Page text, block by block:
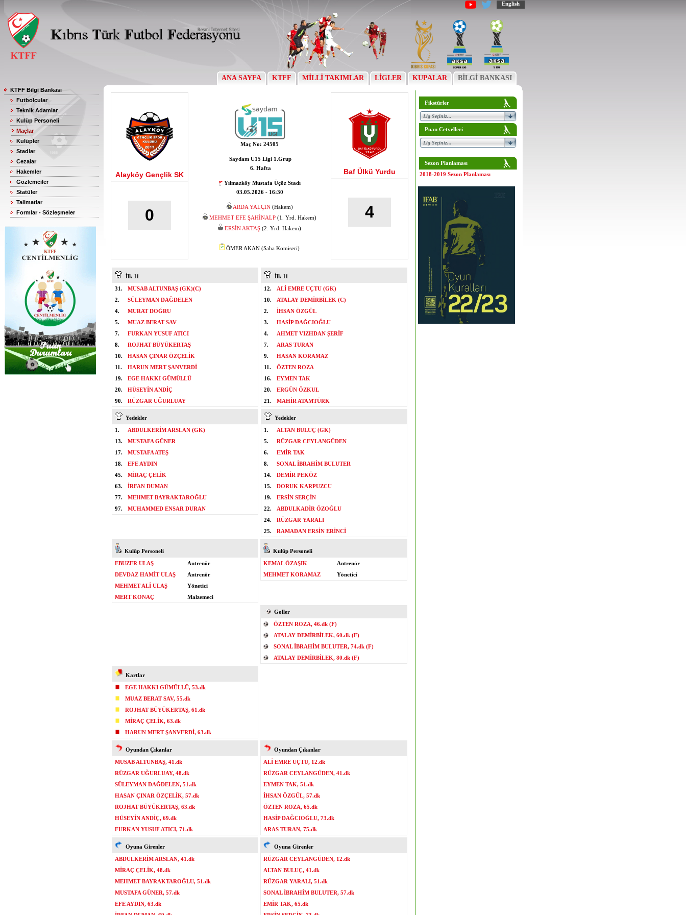
English
ANA SAYFA KTFF MİLLİ TAKIMLAR LİGLER KUPALAR BİLGİ BANKASI
KTFF Bilgi Bankası
Futbolcular
Teknik Adamlar
Kulüp Personeli
Maçlar
Kulüpler
Stadlar
Cezalar
Hakemler
Gözlemciler
Statüler
Talimatlar
Formlar - Sözleşmeler
Alayköy Gençlik SK
0
Maç No: 24505
Saydam U15 Ligi 1.Grup
6. Hafta
Yılmazköy Mustafa Üçöz Stadı
03.05.2026 - 16:30
ARDA YALÇIN(Hakem)
MEHMET EFE ŞAHİNALP (1. Yrd. Hakem)
ERSİN AKTAŞ (2. Yrd. Hakem)
ÖMER AKAN (Saha Komiseri)
Baf Ülkü Yurdu
4
İlk 11
31.
MUSAB ALTUNBAŞ (GK)(C)
2.
SÜLEYMAN DAĞDELEN
4.
MURAT DOĞRU
5.
MUAZ BERAT SAV
7.
FURKAN YUSUF ATICI
8.
ROJHAT BÜYÜKERTAŞ
10.
HASAN ÇINAR ÖZÇELİK
11.
HARUN MERT ŞANVERDİ
19.
EGE HAKKI GÜMÜLLÜ
20.
HÜSEYİN ANDİÇ
90.
RÜZGAR UĞURLUAY
İlk 11
12.
ALİ EMRE UÇTU (GK)
10.
ATALAY DEMİRBİLEK (C)
2.
İHSAN ÖZGÜL
3.
HASİP DAĞCIOĞLU
4.
AHMET VIZHDAN ŞERİF
7.
ARAS TURAN
9.
HASAN KORAMAZ
11.
ÖZTEN ROZA
16.
EYMEN TAK
20.
ERGÜN ÖZKUL
21.
MAHİR ATAMTÜRK
Yedekler
1.
ABDULKERİM ARSLAN (GK)
13.
MUSTAFA GÜNER
17.
MUSTAFA ATEŞ
18.
EFE AYDIN
45.
MİRAÇ ÇELİK
63.
İRFAN DUMAN
77.
MEHMET BAYRAKTAROĞLU
97.
MUHAMMED ENSAR DURAN
Yedekler
1.
ALTAN BULUÇ (GK)
5.
RÜZGAR CEYLANGÜDEN
6.
EMİR TAK
8.
SONAL İBRAHİM BULUTER
14.
DEMİR PEKÖZ
15.
DORUK KARPUZCU
19.
ERSİN SERÇİN
22.
ABDULKADİR ÖZOĞLU
24.
RÜZGAR YARALI
25.
RAMADAN ERSİN ERİNCİ
Kulüp Personeli
EBUZER ULAŞ
Antrenör
DEVDAZ HAMİT ULAŞ
Antrenör
MEHMET ALİ ULAŞ
Yönetici
MERT KONAÇ
Malzemeci
Kulüp Personeli
KEMAL ÖZAŞIK
Antrenör
MEHMET KORAMAZ
Yönetici
Goller
ÖZTEN ROZA, 46.dk (F)
ATALAY DEMİRBİLEK, 60.dk (F)
SONAL İBRAHİM BULUTER, 74.dk (F)
ATALAY DEMİRBİLEK, 80.dk (F)
Kartlar
EGE HAKKI GÜMÜLLÜ, 53.dk
MUAZ BERAT SAV, 55.dk
ROJHAT BÜYÜKERTAŞ, 61.dk
MİRAÇ ÇELİK, 63.dk
HARUN MERT ŞANVERDİ, 63.dk
Oyundan Çıkanlar
MUSAB ALTUNBAŞ, 41.dk
RÜZGAR UĞURLUAY, 48.dk
SÜLEYMAN DAĞDELEN, 51.dk
HASAN ÇINAR ÖZÇELİK, 57.dk
ROJHAT BÜYÜKERTAŞ, 63.dk
HÜSEYİN ANDİÇ, 69.dk
FURKAN YUSUF ATICI, 71.dk
Oyundan Çıkanlar
ALİ EMRE UÇTU, 12.dk
RÜZGAR CEYLANGÜDEN, 41.dk
EYMEN TAK, 51.dk
İHSAN ÖZGÜL, 57.dk
ÖZTEN ROZA, 65.dk
HASİP DAĞCIOĞLU, 73.dk
ARAS TURAN, 75.dk
Oyuna Girenler
ABDULKERİM ARSLAN, 41.dk
MİRAÇ ÇELİK, 48.dk
MEHMET BAYRAKTAROĞLU, 51.dk
MUSTAFA GÜNER, 57.dk
EFE AYDIN, 63.dk
Oyuna Girenler
RÜZGAR CEYLANGÜDEN, 12.dk
ALTAN BULUÇ, 41.dk
RÜZGAR YARALI, 51.dk
SONAL İBRAHİM BULUTER, 57.dk
EMİR TAK, 65.dk
Fikstürler
Puan Cetvelleri
Sezon Planlaması
2018-2019 Sezon Planlaması